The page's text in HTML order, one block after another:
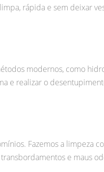
rápida e sem deixar
modernos, como
e realizar o
Fazemos a limpeza
e maus